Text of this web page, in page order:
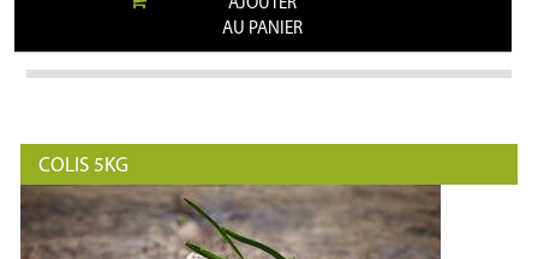
AJOUTER
AU PANIER
COLIS 5KG